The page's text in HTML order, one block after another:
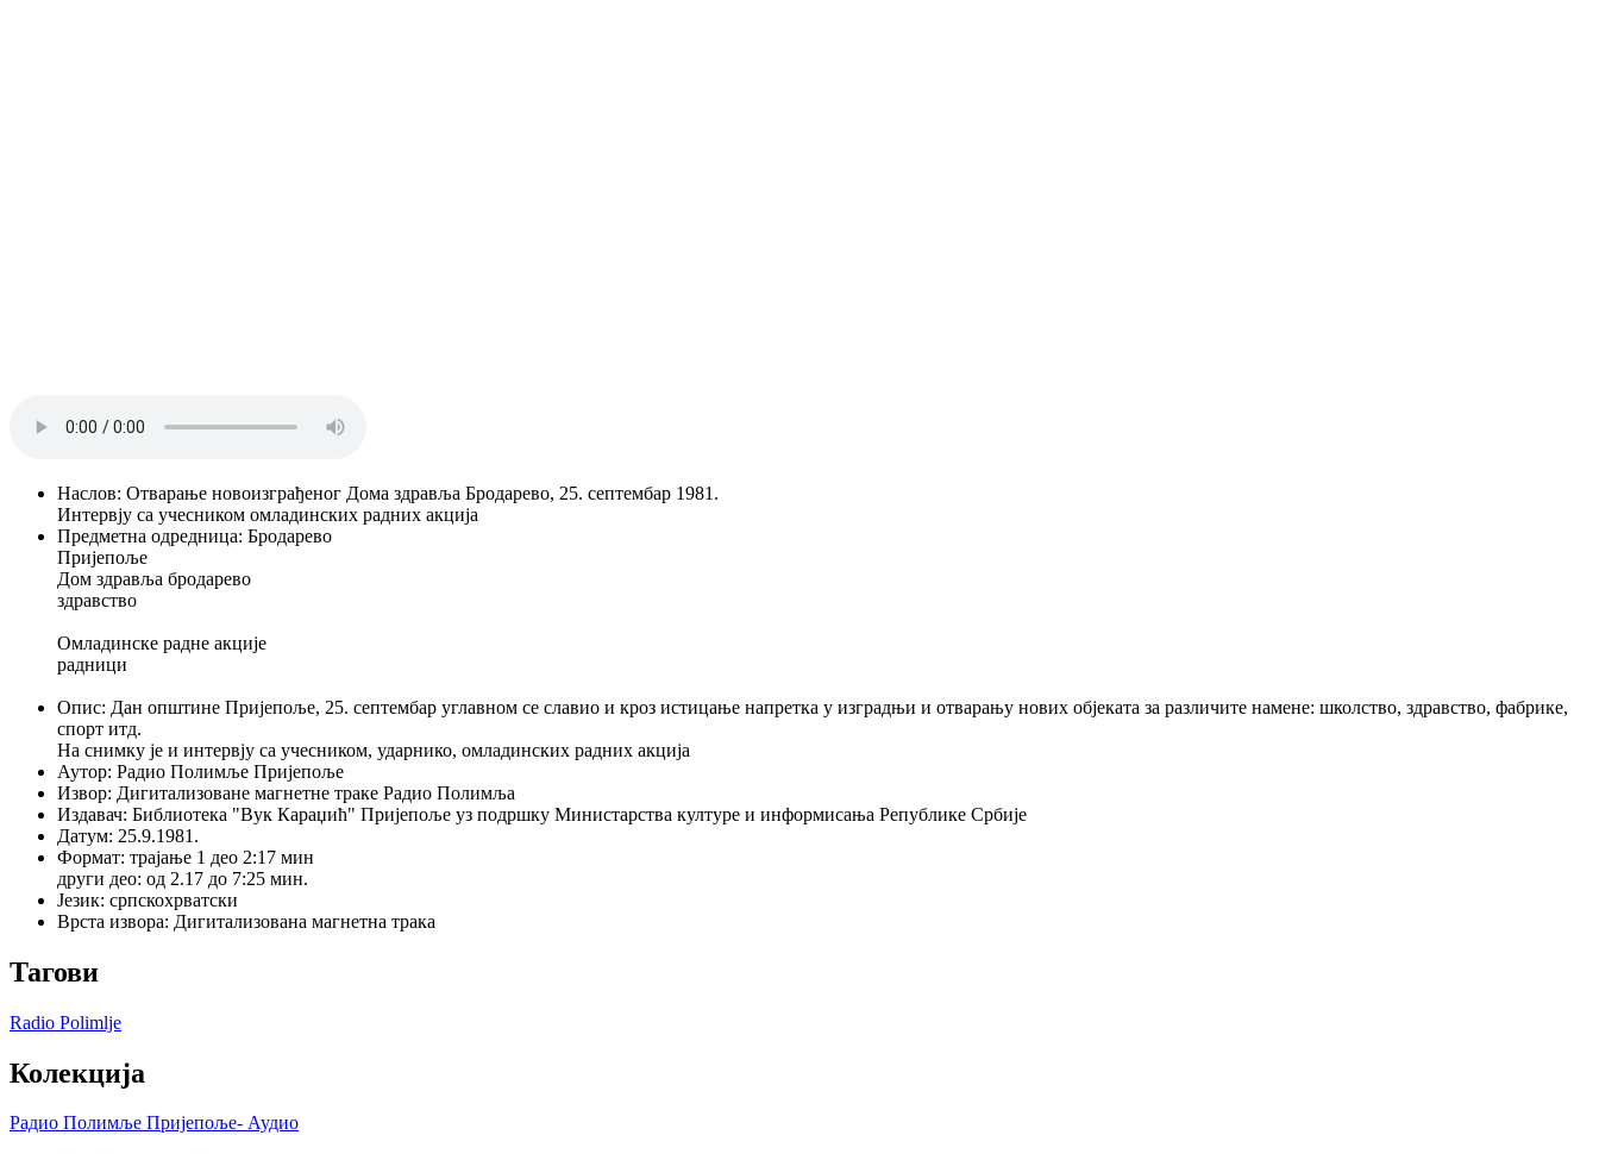
Наслов: Отварање новоизграђеног Дома здравља Бродарево, 25. септембар 1981.
Интервју са учесником омладинских радних акција
Предметна одредница: Бродарево
Пријепоље
Дом здравља бродарево
здравство
Омладинске радне акције
радници
Опис: Дан општине Пријепоље, 25. септембар углавном се славио и кроз истицање напретка у изградњи и отварању нових објеката за различите намене: школство, здравство, фабрике,
спорт итд.
На снимку је и интервју са учесником, ударнико, омладинских радних акција
Аутор: Радио Полимље Пријепоље
Извор: Дигитализоване магнетне траке Радио Полимља
Издавач: Библиотека "Вук Караџић" Пријепоље уз подршку Министарства културе и информисања Републике Србије
Датум: 25.9.1981.
Формат: трајање 1 део 2:17 мин
други део: од 2.17 до 7:25 мин.
Језик: српскохрватски
Врста извора: Дигитализована магнетна трака
Тагови
Radio Polimlje
Колекција
Радио Полимље Пријепоље- Аудио